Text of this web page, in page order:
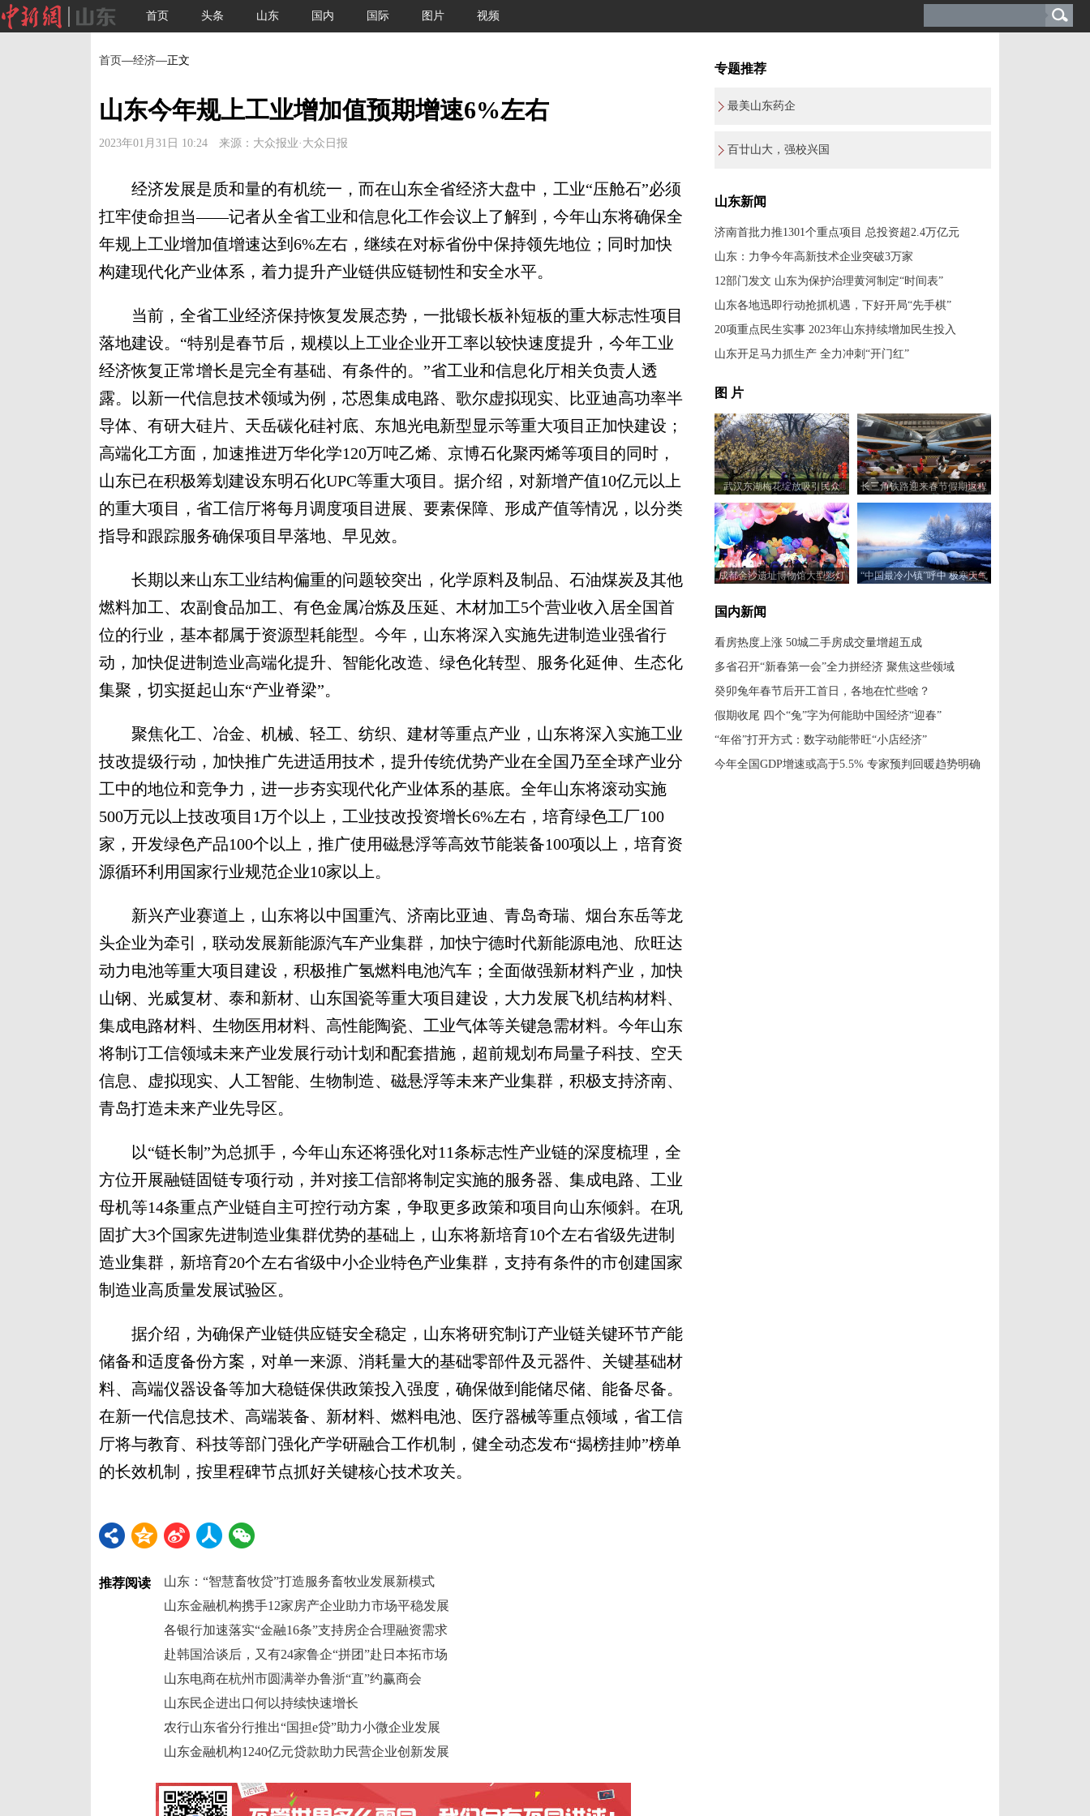
首页 头条 山东 国内 国际 图片 视频
首页—经济—正文
山东今年规上工业增加值预期增速6%左右
2023年01月31日 10:24 来源：大众报业·大众日报
经济发展是质和量的有机统一，而在山东全省经济大盘中，工业“压舱石”必须
扛牢使命担当——记者从全省工业和信息化工作会议上了解到，今年山东将确保全
年规上工业增加值增速达到6%左右，继续在对标省份中保持领先地位；同时加快
构建现代化产业体系，着力提升产业链供应链韧性和安全水平。
当前，全省工业经济保持恢复发展态势，一批锻长板补短板的重大标志性项目
落地建设。“特别是春节后，规模以上工业企业开工率以较快速度提升，今年工业
经济恢复正常增长是完全有基础、有条件的。”省工业和信息化厅相关负责人透
露。以新一代信息技术领域为例，芯恩集成电路、歌尔虚拟现实、比亚迪高功率半
导体、有研大硅片、天岳碳化硅衬底、东旭光电新型显示等重大项目正加快建设；
高端化工方面，加速推进万华化学120万吨乙烯、京博石化聚丙烯等项目的同时，
山东已在积极筹划建设东明石化UPC等重大项目。据介绍，对新增产值10亿元以上
的重大项目，省工信厅将每月调度项目进展、要素保障、形成产值等情况，以分类
指导和跟踪服务确保项目早落地、早见效。
长期以来山东工业结构偏重的问题较突出，化学原料及制品、石油煤炭及其他
燃料加工、农副食品加工、有色金属冶炼及压延、木材加工5个营业收入居全国首
位的行业，基本都属于资源型耗能型。今年，山东将深入实施先进制造业强省行
动，加快促进制造业高端化提升、智能化改造、绿色化转型、服务化延伸、生态化
集聚，切实挺起山东“产业脊梁”。
聚焦化工、冶金、机械、轻工、纺织、建材等重点产业，山东将深入实施工业
技改提级行动，加快推广先进适用技术，提升传统优势产业在全国乃至全球产业分
工中的地位和竞争力，进一步夯实现代化产业体系的基底。全年山东将滚动实施
500万元以上技改项目1万个以上，工业技改投资增长6%左右，培育绿色工厂100
家，开发绿色产品100个以上，推广使用磁悬浮等高效节能装备100项以上，培育资
源循环利用国家行业规范企业10家以上。
新兴产业赛道上，山东将以中国重汽、济南比亚迪、青岛奇瑞、烟台东岳等龙
头企业为牵引，联动发展新能源汽车产业集群，加快宁德时代新能源电池、欣旺达
动力电池等重大项目建设，积极推广氢燃料电池汽车；全面做强新材料产业，加快
山钢、光威复材、泰和新材、山东国瓷等重大项目建设，大力发展飞机结构材料、
集成电路材料、生物医用材料、高性能陶瓷、工业气体等关键急需材料。今年山东
将制订工信领域未来产业发展行动计划和配套措施，超前规划布局量子科技、空天
信息、虚拟现实、人工智能、生物制造、磁悬浮等未来产业集群，积极支持济南、
青岛打造未来产业先导区。
以“链长制”为总抓手，今年山东还将强化对11条标志性产业链的深度梳理，全
方位开展融链固链专项行动，并对接工信部将制定实施的服务器、集成电路、工业
母机等14条重点产业链自主可控行动方案，争取更多政策和项目向山东倾斜。在巩
固扩大3个国家先进制造业集群优势的基础上，山东将新培育10个左右省级先进制
造业集群，新培育20个左右省级中小企业特色产业集群，支持有条件的市创建国家
制造业高质量发展试验区。
据介绍，为确保产业链供应链安全稳定，山东将研究制订产业链关键环节产能
储备和适度备份方案，对单一来源、消耗量大的基础零部件及元器件、关键基础材
料、高端仪器设备等加大稳链保供政策投入强度，确保做到能储尽储、能备尽备。
在新一代信息技术、高端装备、新材料、燃料电池、医疗器械等重点领域，省工信
厅将与教育、科技等部门强化产学研融合工作机制，健全动态发布“揭榜挂帅”榜单
的长效机制，按里程碑节点抓好关键核心技术攻关。
推荐阅读
山东：“智慧畜牧贷”打造服务畜牧业发展新模式
山东金融机构携手12家房产企业助力市场平稳发展
各银行加速落实“金融16条”支持房企合理融资需求
赴韩国洽谈后，又有24家鲁企“拼团”赴日本拓市场
山东电商在杭州市圆满举办鲁浙“直”约赢商会
山东民企进出口何以持续快速增长
农行山东省分行推出“国担e贷”助力小微企业发展
山东金融机构1240亿元贷款助力民营企业创新发展
专题推荐
最美山东药企
百廿山大，强校兴国
山东新闻
济南首批力推1301个重点项目 总投资超2.4万亿元
山东：力争今年高新技术企业突破3万家
12部门发文 山东为保护治理黄河制定“时间表”
山东各地迅即行动抢抓机遇，下好开局“先手棋”
20项重点民生实事 2023年山东持续增加民生投入
山东开足马力抓生产 全力冲刺“开门红”
图 片
武汉东湖梅花绽放吸引民众
长三角铁路迎来春节假期返程
客流
成都金沙遗址博物馆大型彩灯
“中国最冷小镇”呼中 极寒天气
国内新闻
看房热度上涨 50城二手房成交量增超五成
多省召开“新春第一会”全力拼经济 聚焦这些领域
癸卯兔年春节后开工首日，各地在忙些啥？
假期收尾 四个“兔”字为何能助中国经济“迎春”
“年俗”打开方式：数字动能带旺“小店经济”
今年全国GDP增速或高于5.5% 专家预判回暖趋势明确